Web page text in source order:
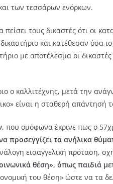
των τεσσάρων ενόρκων.
τους δικαστές ότι οι
και κατέθεσαν όσα
με αποτέλεσμα οι
ο καλλιτέχνης, μετά την
είναι η σταθερή απάντησή
, που ομόφωνα έκρινε πως ο
προσεγγίζει τα ανήλικα
εισαγγελική πρόταση,
θέση», όπως παιδιά
του θέση» ώστε να τα